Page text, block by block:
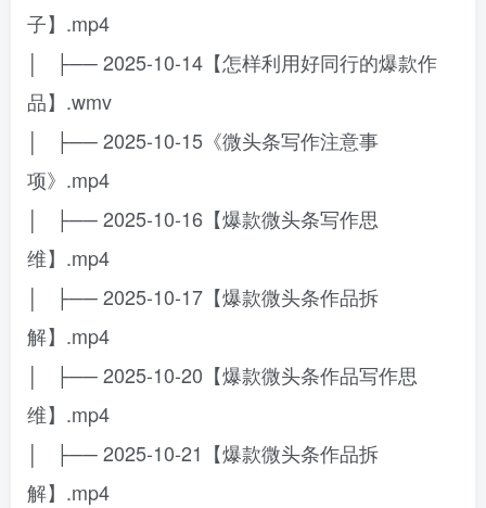
子】.mp4
│ ├── 2025-10-14【怎样利用好同行的爆款作
品】.wmv
│ ├── 2025-10-15《微头条写作注意事
项》.mp4
│ ├── 2025-10-16【爆款微头条写作思
维】.mp4
│ ├── 2025-10-17【爆款微头条作品拆
解】.mp4
│ ├── 2025-10-20【爆款微头条作品写作思
维】.mp4
│ ├── 2025-10-21【爆款微头条作品拆
解】.mp4